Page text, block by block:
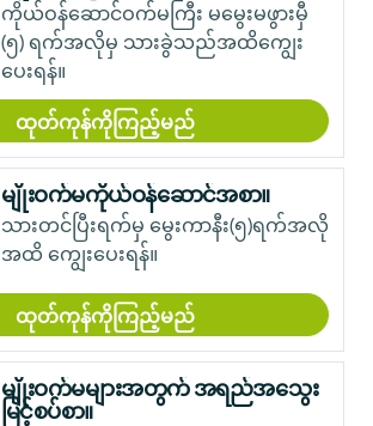
ကိုယ်ဝန်ဆောင်ဝက်မကြီး မမွေးမဖွားမှီ
(၅) ရက်အလိုမှ သားခွဲသည်အထိကျွေး
ပေးရန်။
ထုတ်ကုန်ကိုကြည့်မည်
မျိုးဝက်မကိုယ်ဝန်ဆောင်အစာ။
သားတင်ပြီးရက်မှ မွေးကာနီး(၅)ရက်အလို
အထိ ကျွေးပေးရန်။
ထုတ်ကုန်ကိုကြည့်မည်
မျိုးဝက်မများအတွက် အရည်အသွေး
မြင့်စပ်စာ။